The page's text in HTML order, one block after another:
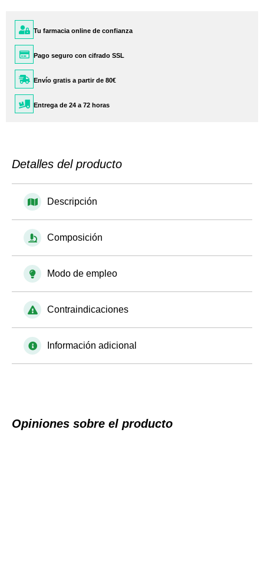
Tu farmacia online de confianza
Pago seguro con cifrado SSL
Envío gratis a partir de 80€
Entrega de 24 a 72 horas
Detalles del producto
Descripción
Composición
Modo de empleo
Contraindicaciones
Información adicional
Opiniones sobre el producto